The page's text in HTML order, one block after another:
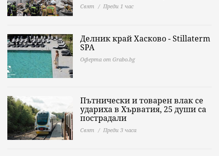
Свят Преди 1 час
Делник край Хасково - Stillaterm
SPA
Оферта от Grabo.bg
Пътнически и товарен влак се
удариха в Хърватия, 25 души са
пострадали
Свят Преди 3 часа